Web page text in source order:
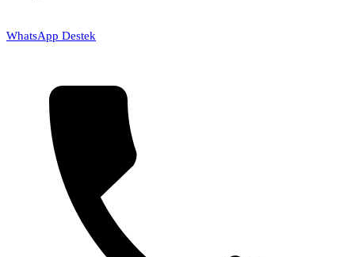
WhatsApp Destek